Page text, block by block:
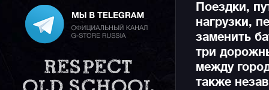
Поездки,
нагрузки,
заменить
три
между
также